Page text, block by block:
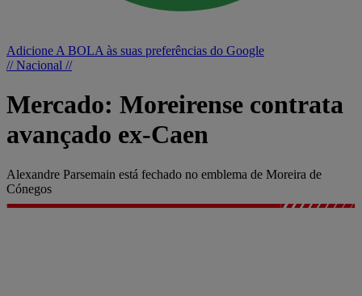
Adicione A BOLA às suas preferências do Google
// Nacional //
Mercado: Moreirense contrata
avançado ex-Caen
Alexandre Parsemain está fechado no emblema de Moreira de
Cónegos